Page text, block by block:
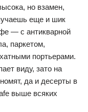
но взамен,
еще и шик
— с антикварной
паркетом,
портьерами.
виду, зато на
да и десерты в
выше всяких